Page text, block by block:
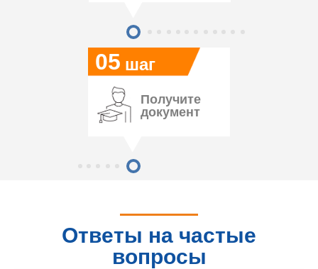
05 шаг
Получите
документ
Ответы на частые
вопросы